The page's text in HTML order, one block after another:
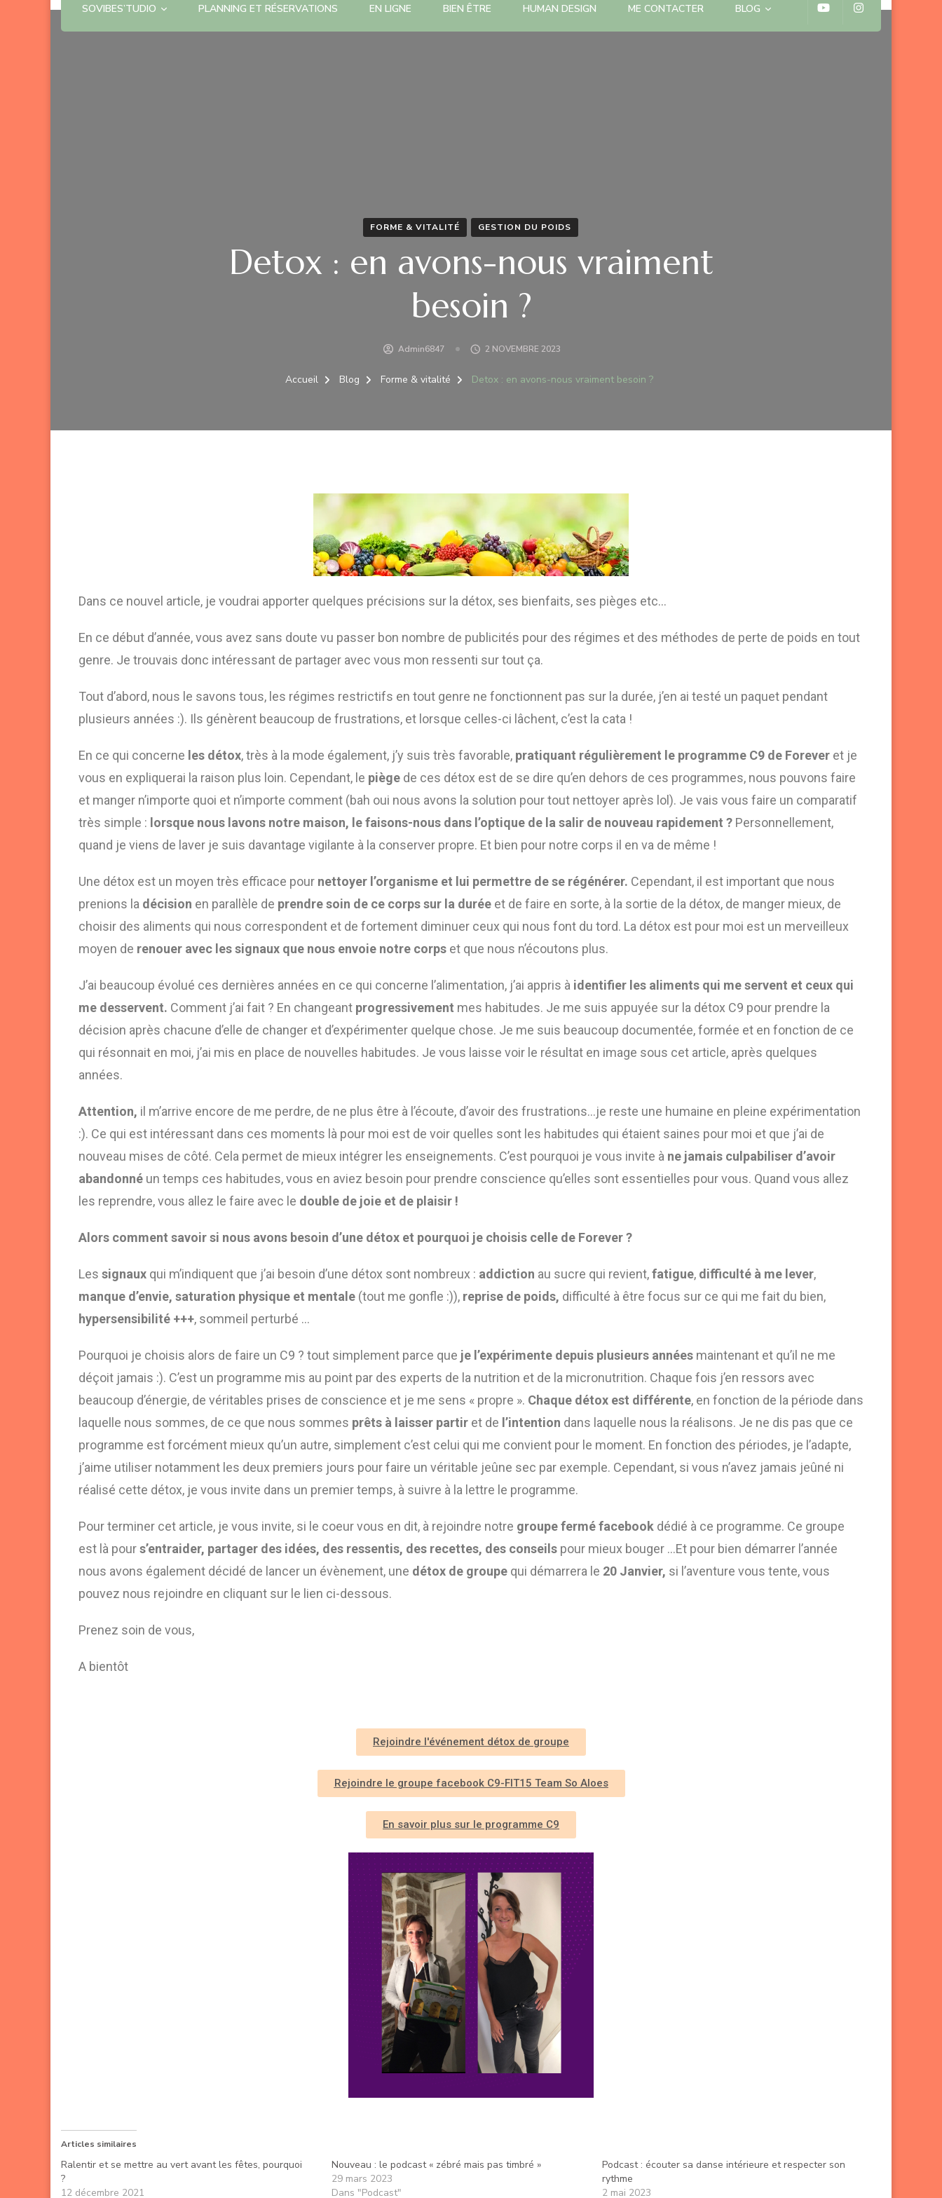
SOVIBES’TUDIO PLANNING ET RÉSERVATIONS EN LIGNE BIEN ÊTRE HUMAN DESIGN ME CONTACTER BLOG
FORME & VITALITÉ GESTION DU POIDS
Detox : en avons-nous vraiment
besoin ?
Admin6847 2 NOVEMBRE 2023
Accueil Blog Forme & vitalité Detox : en avons-nous vraiment besoin ?
Dans ce nouvel article, je voudrai apporter quelques précisions sur la détox, ses bienfaits, ses pièges etc…
En ce début d’année, vous avez sans doute vu passer bon nombre de publicités pour des régimes et des méthodes de perte de poids en tout
genre. Je trouvais donc intéressant de partager avec vous mon ressenti sur tout ça.
Tout d’abord, nous le savons tous, les régimes restrictifs en tout genre ne fonctionnent pas sur la durée, j’en ai testé un paquet pendant
plusieurs années :). Ils génèrent beaucoup de frustrations, et lorsque celles-ci lâchent, c’est la cata !
En ce qui concerne les détox, très à la mode également, j’y suis très favorable, pratiquant régulièrement le programme C9 de Forever et je
vous en expliquerai la raison plus loin. Cependant, le piège de ces détox est de se dire qu’en dehors de ces programmes, nous pouvons faire
et manger n’importe quoi et n’importe comment (bah oui nous avons la solution pour tout nettoyer après lol). Je vais vous faire un comparatif
très simple : lorsque nous lavons notre maison, le faisons-nous dans l’optique de la salir de nouveau rapidement ? Personnellement,
quand je viens de laver je suis davantage vigilante à la conserver propre. Et bien pour notre corps il en va de même !
Une détox est un moyen très efficace pour nettoyer l’organisme et lui permettre de se régénérer. Cependant, il est important que nous
prenions la décision en parallèle de prendre soin de ce corps sur la durée et de faire en sorte, à la sortie de la détox, de manger mieux, de
choisir des aliments qui nous correspondent et de fortement diminuer ceux qui nous font du tord. La détox est pour moi est un merveilleux
moyen de renouer avec les signaux que nous envoie notre corps et que nous n’écoutons plus.
J’ai beaucoup évolué ces dernières années en ce qui concerne l’alimentation, j’ai appris à identifier les aliments qui me servent et ceux qui
me desservent. Comment j’ai fait ? En changeant progressivement mes habitudes. Je me suis appuyée sur la détox C9 pour prendre la
décision après chacune d’elle de changer et d’expérimenter quelque chose. Je me suis beaucoup documentée, formée et en fonction de ce
qui résonnait en moi, j’ai mis en place de nouvelles habitudes. Je vous laisse voir le résultat en image sous cet article, après quelques
années.
Attention, il m’arrive encore de me perdre, de ne plus être à l’écoute, d’avoir des frustrations…je reste une humaine en pleine expérimentation
:). Ce qui est intéressant dans ces moments là pour moi est de voir quelles sont les habitudes qui étaient saines pour moi et que j’ai de
nouveau mises de côté. Cela permet de mieux intégrer les enseignements. C’est pourquoi je vous invite à ne jamais culpabiliser d’avoir
abandonné un temps ces habitudes, vous en aviez besoin pour prendre conscience qu’elles sont essentielles pour vous. Quand vous allez
les reprendre, vous allez le faire avec le double de joie et de plaisir !
Alors comment savoir si nous avons besoin d’une détox et pourquoi je choisis celle de Forever ?
Les signaux qui m’indiquent que j’ai besoin d’une détox sont nombreux : addiction au sucre qui revient,fatigue, difficulté à me lever,
manque d’envie, saturation physique et mentale (tout me gonfle :)), reprise de poids, difficulté à être focus sur ce qui me fait du bien,
hypersensibilité +++, sommeil perturbé …
Pourquoi je choisis alors de faire un C9 ? tout simplement parce que je l’expérimente depuis plusieurs années maintenant et qu’il ne me
déçoit jamais :). C’est un programme mis au point par des experts de la nutrition et de la micronutrition. Chaque fois j’en ressors avec
beaucoup d’énergie, de véritables prises de conscience et je me sens « propre ». Chaque détox est différente, en fonction de la période dans
laquelle nous sommes, de ce que nous sommes prêts à laisser partir et de l’intention dans laquelle nous la réalisons. Je ne dis pas que ce
programme est forcément mieux qu’un autre, simplement c’est celui qui me convient pour le moment. En fonction des périodes, je l’adapte,
j’aime utiliser notamment les deux premiers jours pour faire un véritable jeûne sec par exemple. Cependant, si vous n’avez jamais jeûné ni
réalisé cette détox, je vous invite dans un premier temps, à suivre à la lettre le programme.
Pour terminer cet article, je vous invite, si le coeur vous en dit, à rejoindre notre groupe fermé facebook dédié à ce programme. Ce groupe
est là pours’entraider, partager des idées, des ressentis, des recettes, des conseils pour mieux bouger …Et pour bien démarrer l’année
nous avons également décidé de lancer un évènement, une détox de groupe qui démarrera le 20 Janvier, si l’aventure vous tente, vous
pouvez nous rejoindre en cliquant sur le lien ci-dessous.
Prenez soin de vous,
A bientôt
Rejoindre l'événement détox de groupe
Rejoindre le groupe facebook C9-FIT15 Team So Aloes
En savoir plus sur le programme C9
Articles similaires
Ralentir et se mettre au vert avant les fêtes, pourquoi
?
12 décembre 2021
Nouveau : le podcast « zébré mais pas timbré »
29 mars 2023
Dans "Podcast"
Podcast : écouter sa danse intérieure et respecter son
rythme
2 mai 2023